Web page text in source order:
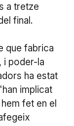
a tretze
final.
que fabrica
i poder-la
ha estat
implicat
fet en el